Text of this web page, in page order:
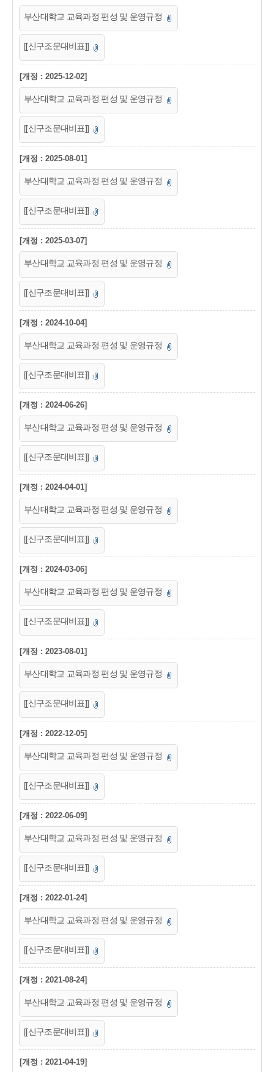
부산대학교 교육과정 편성 및 운영규정
[[신구조문대비표]]
[개정 : 2025-12-02]
부산대학교 교육과정 편성 및 운영규정
[[신구조문대비표]]
[개정 : 2025-08-01]
부산대학교 교육과정 편성 및 운영규정
[[신구조문대비표]]
[개정 : 2025-03-07]
부산대학교 교육과정 편성 및 운영규정
[[신구조문대비표]]
[개정 : 2024-10-04]
부산대학교 교육과정 편성 및 운영규정
[[신구조문대비표]]
[개정 : 2024-06-26]
부산대학교 교육과정 편성 및 운영규정
[[신구조문대비표]]
[개정 : 2024-04-01]
부산대학교 교육과정 편성 및 운영규정
[[신구조문대비표]]
[개정 : 2024-03-06]
부산대학교 교육과정 편성 및 운영규정
[[신구조문대비표]]
[개정 : 2023-08-01]
부산대학교 교육과정 편성 및 운영규정
[[신구조문대비표]]
[개정 : 2022-12-05]
부산대학교 교육과정 편성 및 운영규정
[[신구조문대비표]]
[개정 : 2022-06-09]
부산대학교 교육과정 편성 및 운영규정
[[신구조문대비표]]
[개정 : 2022-01-24]
부산대학교 교육과정 편성 및 운영규정
[[신구조문대비표]]
[개정 : 2021-08-24]
부산대학교 교육과정 편성 및 운영규정
[[신구조문대비표]]
[개정 : 2021-04-19]